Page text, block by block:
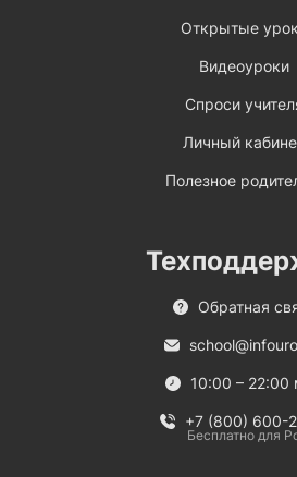
Открытые
Видеоуроки
Спроси
Личный
Полезное
Обратная
10:00 – 22:00
+7 (800) 600-
Бесплатно для